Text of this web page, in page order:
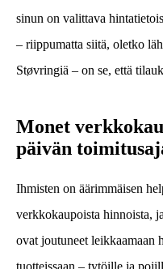
sinun on valittava
– riippumatta siitä, oletko
Støvringiä – on se, että
Monet
päivän
Ihmisten on äärimmäisen
verkkokaupoista hinnoista,
ovat joutuneet leikkaamaan
tuotteissaan – tytöille ja